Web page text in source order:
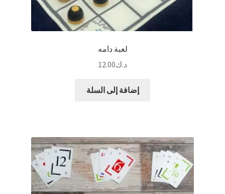
لعبة دامه
د.ك12.00
إضافة إلى السلة